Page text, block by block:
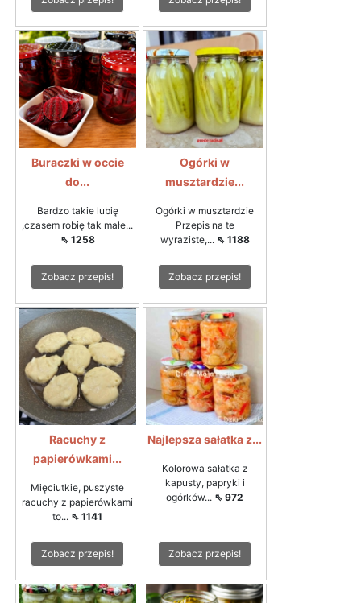
Buraczki w occie
do...
Bardzo takie lubię
,czasem robię tak małe...
⇖ 1258
Zobacz przepis!
Ogórki w
musztardzie...
Ogórki w musztardzie
Przepis na te
wyraziste,... ⇖ 1188
Zobacz przepis!
Racuchy z
papierówkami...
Mięciutkie, puszyste
racuchy z papierówkami
to... ⇖ 1141
Zobacz przepis!
Najlepsza sałatka z...
Kolorowa sałatka z
kapusty, papryki i
ogórków... ⇖ 972
Zobacz przepis!